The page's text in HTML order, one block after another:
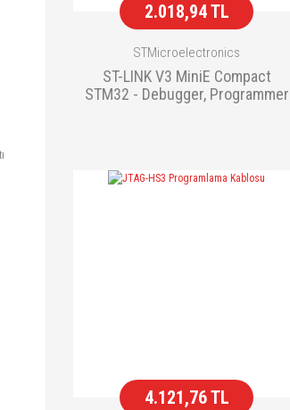
2.018,94 TL
STMicroelectronics
ST-LINK V3 MiniE Compact
STM32 - Debugger, Programmer
4.121,76 TL